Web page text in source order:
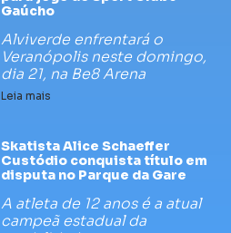
Gaúcho
Alviverde enfrentará o
Veranópolis neste domingo,
dia 21, na Be8 Arena
Leia mais
Skatista Alice Schaeffer
Custódio conquista título em
disputa no Parque da Gare
A atleta de 12 anos é a atual
campeã estadual da